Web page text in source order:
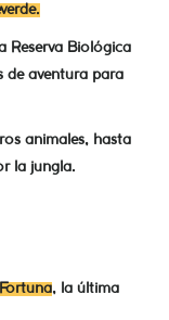
Reserva Biológica
de aventura para
animales, hasta
la jungla.
, la última